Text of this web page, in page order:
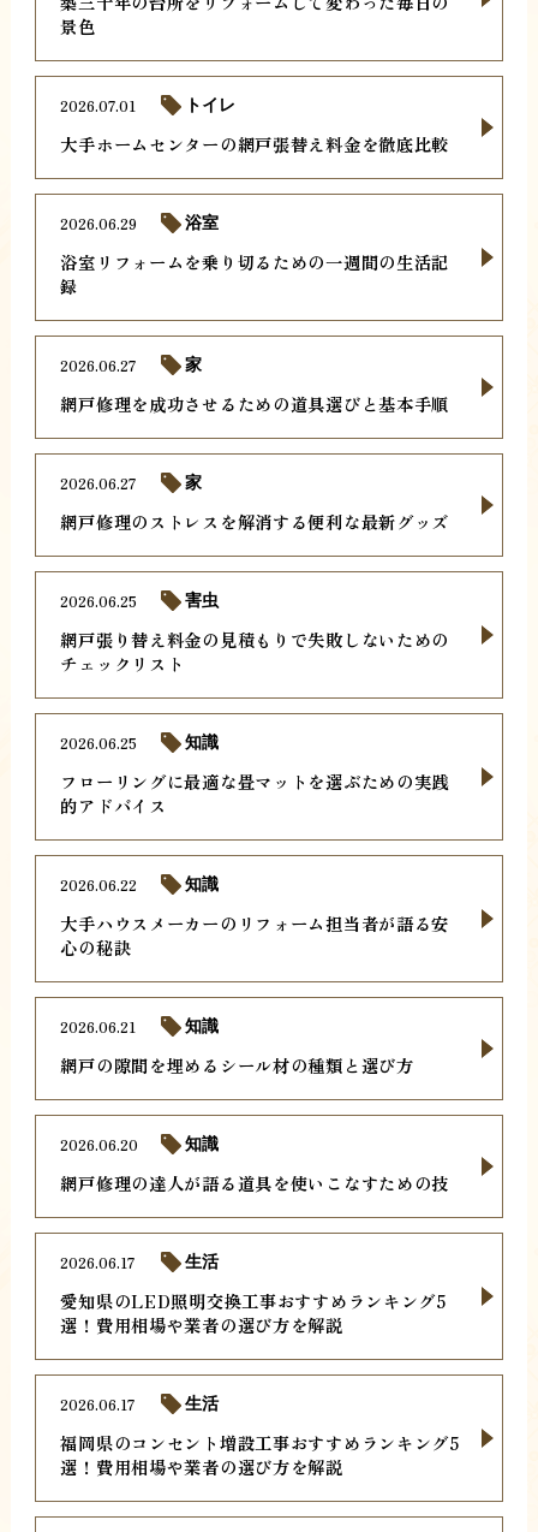
景色
大手ホームセンターの網戸張替え料金を徹底比較
2026.07.01 トイレ
浴室リフォームを乗り切るための一週間の生活記
録
2026.06.29 浴室
網戸修理を成功させるための道具選びと基本手順
2026.06.27 家
網戸修理のストレスを解消する便利な最新グッズ
2026.06.27 家
網戸張り替え料金の見積もりで失敗しないための
チェックリスト
2026.06.25 害虫
フローリングに最適な畳マットを選ぶための実践
的アドバイス
2026.06.25 知識
大手ハウスメーカーのリフォーム担当者が語る安
心の秘訣
2026.06.22 知識
網戸の隙間を埋めるシール材の種類と選び方
2026.06.21 知識
網戸修理の達人が語る道具を使いこなすための技
2026.06.20 知識
愛知県のLED照明交換工事おすすめランキング5
選！費用相場や業者の選び方を解説
2026.06.17 生活
福岡県のコンセント増設工事おすすめランキング5
選！費用相場や業者の選び方を解説
2026.06.17 生活